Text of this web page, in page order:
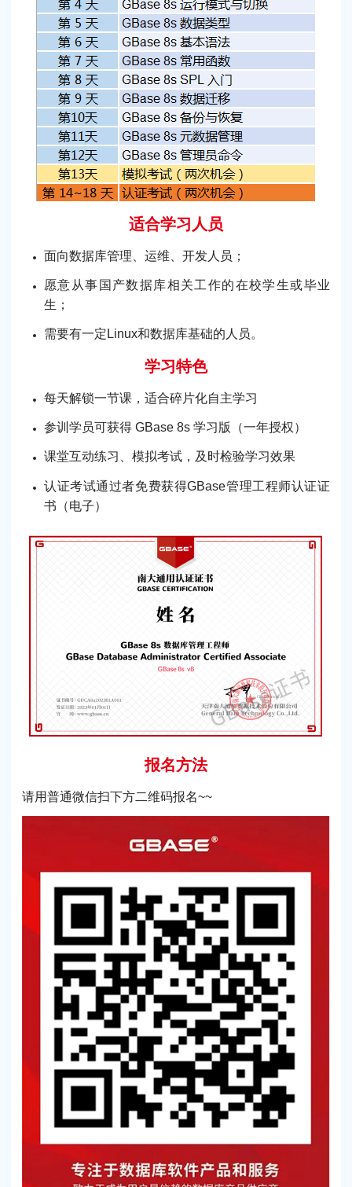
适合学习人员
面向数据库管理、运维、开发人员；
愿意从事国产数据库相关工作的在校学生或毕业
生；
需要有一定Linux和数据库基础的人员。
学习特色
每天解锁一节课，适合碎片化自主学习
参训学员可获得 GBase 8s 学习版（一年授权）
课堂互动练习、模拟考试，及时检验学习效果
认证考试通过者免费获得GBase管理工程师认证证
书（电子）
报名方法
请用普通微信扫下方二维码报名~~